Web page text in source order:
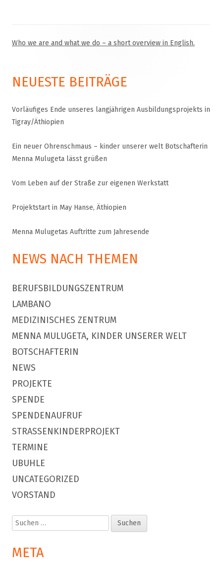
Haupt-
Who we are and what we do – a short overview in English.
NEUESTE BEITRÄGE
Vorläufiges Ende unseres langjährigen Ausbildungsprojekts in
Tigray/Äthiopien
Ein neuer Ohrenschmaus – kinder unserer welt Botschafterin
Menna Mulugeta lässt grüßen
Vom Leben auf der Straße zur eigenen Werkstatt
Projektstart in May Hanse, Äthiopien
Menna Mulugetas Auftritte zum Jahresende
NEWS NACH THEMEN
BERUFSBILDUNGSZENTRUM
LAMBANO
MEDIZINISCHES ZENTRUM
MENNA MULUGETA, KINDER UNSERER WELT
BOTSCHAFTERIN
NEWS
PROJEKTE
SPENDE
SPENDENAUFRUF
STRASSENKINDERPROJEKT
TERMINE
UBUHLE
UNCATEGORIZED
VORSTAND
Suchen
nach:
META